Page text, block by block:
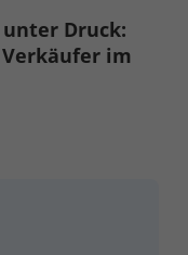
Druck:
im